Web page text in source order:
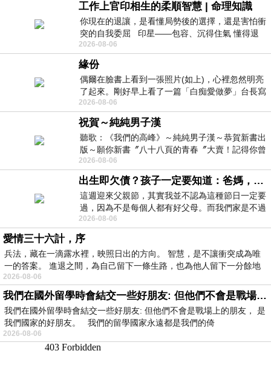
工作上官印相生的柔順智慧 | 命理知識
你現在的退讓，是看懂局勢後的選擇，還是害怕衝
突的自我委屈 印星——包容、沉得住氣 懂得退
一步觀察，不會
2026-08-06
緣份
偶爾在臉書上看到一張照片(如上)，心裡忽然明亮
了起來。剛好早上看了一篇「白痴愛做夢」台長寫
的貼文，在回顧年輕時瘋狂愛上
2026-08-06
祝賀～純純男子漢
聽歌：《我們的高峰》～純純男子漢～恭賀新書出
版～願你新書〞八十八頁的青春〞大賣！記得你曾
經在我的版留言…「好讚的圖^^感覺大家
2026-08-06
出生即欠債？孩子一定要知道：爸媽，其實我不欠你們
這週迎來父親節，其實我並不認為這種節日一定要
過，因為不是每個人都有好父母。而我們家是不過
節的，平時也沒什麼儀式感，生活趨近冷
2026-08-06
愛情三十六計，序
兵法，藏在一滴露水裡，映照日出的方向。 智慧，是不讓衝突成為唯
一的答案。 進退之間，為自己留下一條生路，也為他人留下一分餘地
2026-08-06
我們在國外留學時會結交一些好朋友: 但他們不會是戰場上的朋友
我們在國外留學時會結交一些好朋友: 但他們不會是戰場上的朋友， 是
我們國家的好朋友。 我們的留學國家永遠都是我們的倚
2026-08-06